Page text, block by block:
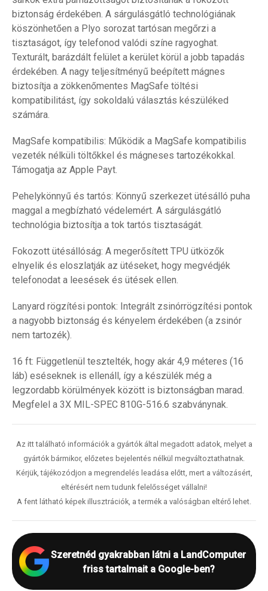
biztonság érdekében. A sárgulásgátló technológiának
köszönhetően a Plyo sorozat tartósan megőrzi a
tisztaságot, így telefonod valódi színe ragyoghat.
Texturált, barázdált felület a kerület körül a jobb tapadás
érdekében. A nagy teljesítményű beépített mágnes
biztosítja a zökkenőmentes MagSafe töltési
kompatibilitást, így sokoldalú választás készüléked
számára.
MagSafe kompatibilis: Működik a MagSafe kompatibilis
vezeték nélküli töltőkkel és mágneses tartozékokkal.
Támogatja az Apple Payt.
Pehelykönnyű és tartós: Könnyű szerkezet ütésálló puha
maggal a megbízható védelemért. A sárgulásgátló
technológia biztosítja a tok tartós tisztaságát.
Fokozott ütésállóság: A megerősített TPU ütközők
elnyelik és eloszlatják az ütéseket, hogy megvédjék
telefonodat a leesések és ütések ellen.
Lanyard rögzítési pontok: Integrált zsinórrögzítési pontok
a nagyobb biztonság és kényelem érdekében (a zsinór
nem tartozék).
16 ft: Függetlenül tesztelték, hogy akár 4,9 méteres (16
láb) eséseknek is ellenáll, így a készülék még a
legzordabb körülmények között is biztonságban marad.
Megfelel a 3X MIL-SPEC 810G-516.6 szabványnak.
Az itt található információk a gyártók által megadott adatok, melyet a
gyártók bármikor, előzetes bejelentés nélkül megváltoztathatnak.
Kérjük, tájékozódjon a megrendelés leadása előtt, mert a változásért,
eltérésért nem tudunk felelősséget vállalni!
A fent látható képek illusztrációk, a termék a valóságban eltérő lehet.
Szeretnéd gyakrabban látni a LandComputer
friss tartalmait a Google-ben?